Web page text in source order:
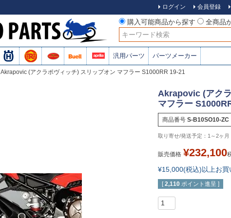
ログイン 会員登録
購入可能商品から探す
全商品
検索
汎用パーツ パーツメーカー
Akrapovic (アクラポヴィッチ) スリップオン マフラー S1000RR 19-21
Akrapovic (アク
マフラー
商品番号 S-B10SO10-ZC
1～2ヶ月
販売価格 ¥232,100
¥15,000(税込)以上お
[ 2,110 ポイント進呈 ]